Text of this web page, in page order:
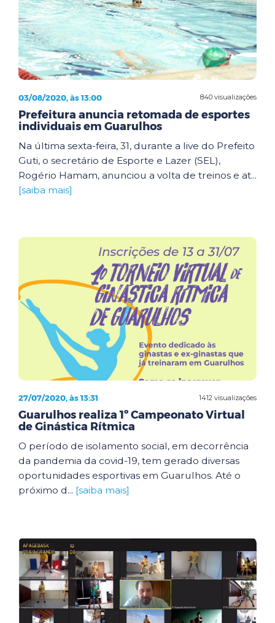
840 visualizações
03/08/2020, às 13:00
Prefeitura anuncia retomada de esportes
individuais em Guarulhos
Na última sexta-feira, 31, durante a live do Prefeito
Guti, o secretário de Esporte e Lazer (SEL),
Rogério Hamam, anunciou a volta de treinos e at...
[saiba mais]
1412 visualizações
27/07/2020, às 13:31
Guarulhos realiza 1º Campeonato Virtual
de Ginástica Rítmica
O período de isolamento social, em decorrência
da pandemia da covid-19, tem gerado diversas
oportunidades esportivas em Guarulhos. Até o
próximo d... [saiba mais]